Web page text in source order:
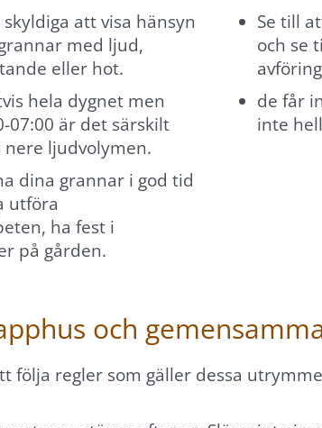
att visa hänsyn
med ljud,
eller hot.
hela dygnet men
07:00 är det särskilt
ljudvolymen.
dina grannar i god tid
utföra
ha fest i
på gården.
Se till
och se
avföring
de får
inte
och
följa regler som gäller dessa